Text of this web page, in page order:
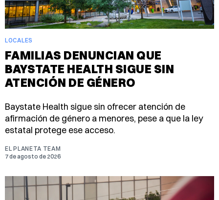
LOCALES
FAMILIAS DENUNCIAN QUE
BAYSTATE HEALTH SIGUE SIN
ATENCIÓN DE GÉNERO
Baystate Health sigue sin ofrecer atención de
afirmación de género a menores, pese a que la ley
estatal protege ese acceso.
EL PLANETA TEAM
7 de agosto de 2026